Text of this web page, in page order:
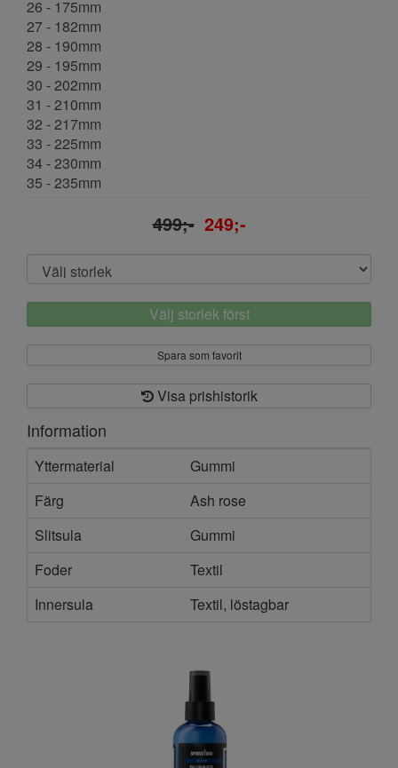
26 - 175mm
27 - 182mm
28 - 190mm
29 - 195mm
30 - 202mm
31 - 210mm
32 - 217mm
33 - 225mm
34 - 230mm
35 - 235mm
499;- 249;-
Välj storlek först
Spara som favorit
Visa prishistorik
Information
Yttermaterial
Gummi
Färg
Ash rose
Slitsula
Gummi
Foder
Textil
Innersula
Textil, löstagbar